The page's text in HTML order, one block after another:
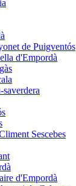
de Puigventós
d'Empordà
saverdera
Sescebes
d'Empordà